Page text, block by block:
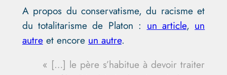
A propos du conservatisme, du racisme et
du totalitarisme de Platon : un article, un
autreet encore un autre.
« […] le père s’habitue à devoir traiter